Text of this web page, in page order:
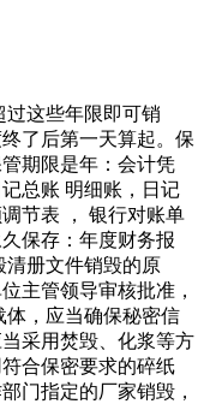
过这些年限即可销
了后第一天算起。保
期限是年：会计凭
总账 明细账，日记
节表 ， 银行对账单
保存：年度财务报
册文件销毁的原
主管领导审核批准，
体，应当确保秘密信
采用焚毁、化浆等方
合保密要求的碎纸
门指定的厂家销毁，